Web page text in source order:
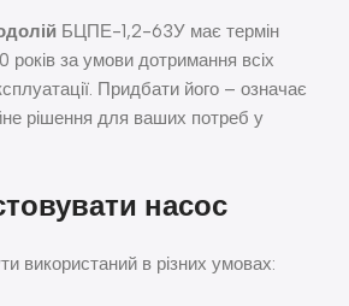
БЦПЕ-1,2-63У має термін
за умови дотримання всіх
Придбати його – означає
рішення для ваших потреб у
насос
використаний в різних умовах: